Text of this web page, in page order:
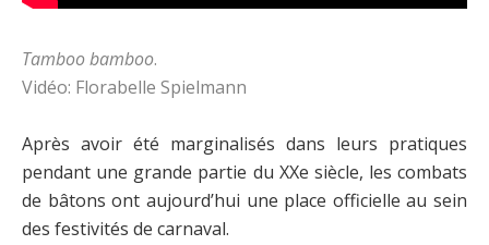
Tamboo bamboo.
Vidéo: Florabelle Spielmann
Après avoir été marginalisés dans leurs pratiques
pendant une grande partie du XXe siècle, les combats
de bâtons ont aujourd’hui une place officielle au sein
des festivités de carnaval.